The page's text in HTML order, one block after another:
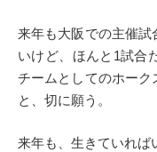
来年も大阪での主催試
いけど、ほんと1試合
チームとしてのホーク
と、切に願う。
来年も、生きていれば